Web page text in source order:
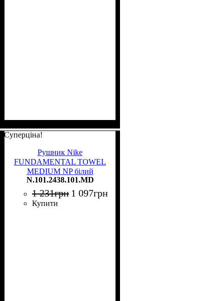
Суперціна!
Рушник Nike
FUNDAMENTAL TOWEL
MEDIUM NP білий
N.101.2438.101.MD
N.101.2438.101.MD
1 231грн 1 097грн
Купити